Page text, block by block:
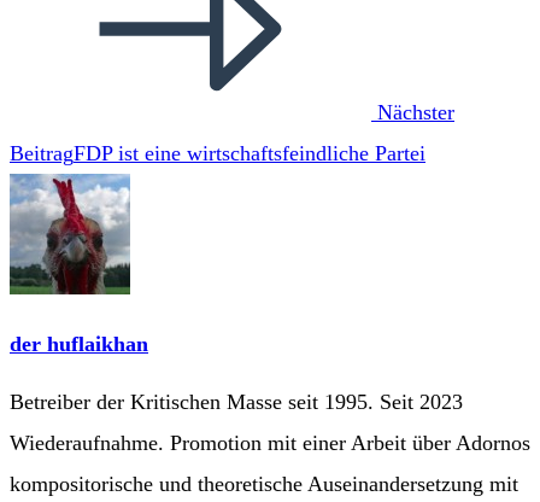
Nächster
BeitragFDP ist eine wirtschaftsfeindliche Partei
der huflaikhan
Betreiber der Kritischen Masse seit 1995. Seit 2023
Wiederaufnahme. Promotion mit einer Arbeit über Adornos
kompositorische und theoretische Auseinandersetzung mit